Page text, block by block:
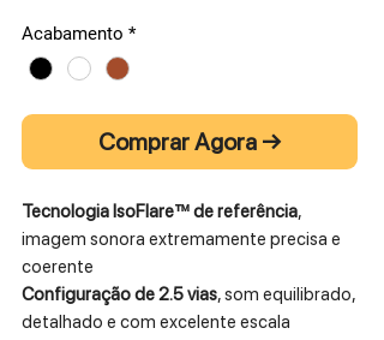
Acabamento *
Comprar Agora →
Tecnologia IsoFlare™ de referência,
imagem sonora extremamente precisa e
coerente
Configuração de 2.5 vias, som equilibrado,
detalhado e com excelente escala